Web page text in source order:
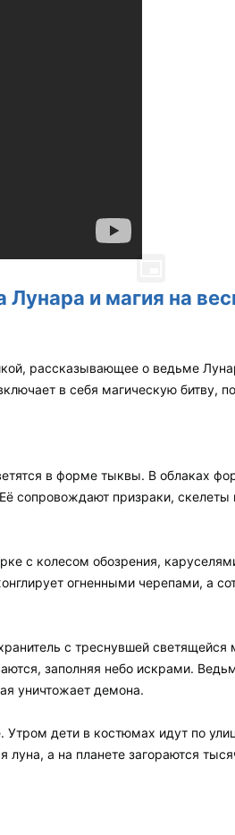
и магия на
рассказывающее о ведьме
в себя магическую битву,
в форме тыквы. В облаках
сопровождают призраки,
с колесом обозрения,
огненными черепами, а
с треснувшей светящейся
заполняя небо искрами.
уничтожает демона.
дети в костюмах идут по
а на планете загораются